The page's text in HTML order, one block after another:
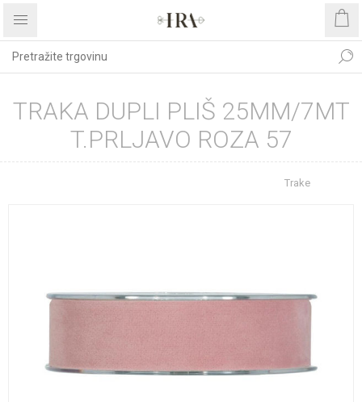
TRAKA DUPLI PLIŠ 25MM/7MT
T.PRLJAVO ROZA 57
Trake